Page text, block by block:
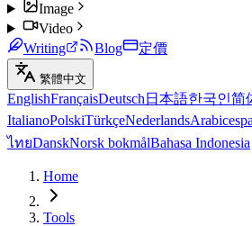
Image
Video
Writing
Blog 定價
繁體中文
EnglishFrançaisDeutsch 日本語한국인简
ItalianoPolskiTürkçeNederlandsArabic
ไทยDanskNorsk bokmålBahasa Indonesia
Home
Tools